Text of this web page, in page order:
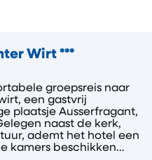
Wirt ***
groepsreis naar
een gastvrij
plaatsje Ausserfragant,
naast de kerk,
ademt het hotel een
kamers beschikken